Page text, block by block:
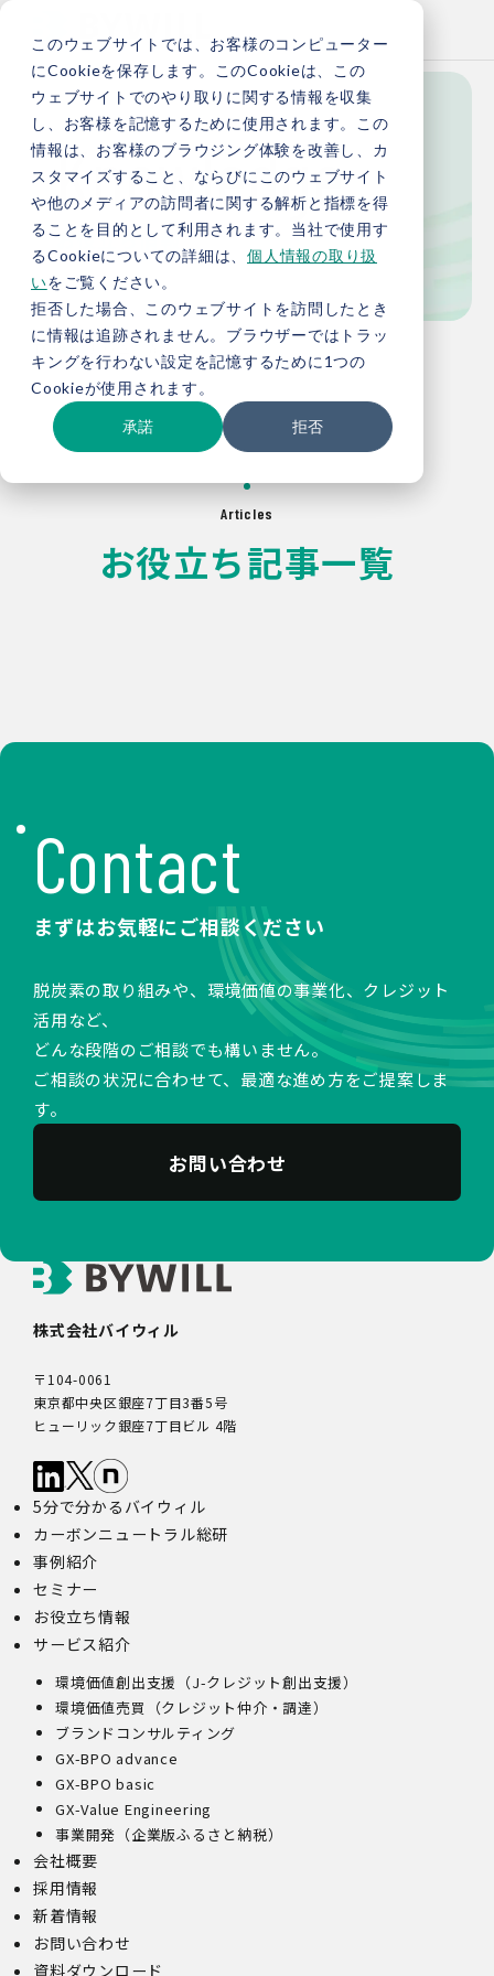
このウェブサイトでは、お客様のコンピューター
にCookieを保存します。このCookieは、この
ウェブサイトでのやり取りに関する情報を収集
し、お客様を記憶するために使用されます。この
情報は、お客様のブラウジング体験を改善し、カ
スタマイズすること、ならびにこのウェブサイト
や他のメディアの訪問者に関する解析と指標を得
ることを目的として利用されます。当社で使用す
るCookieについての詳細は、 個人情報の取り扱
いをご覧ください。
拒否した場合、このウェブサイトを訪問したとき
に情報は追跡されません。ブラウザーではトラッ
キングを行わない設定を記憶するために1つの
Cookieが使用されます。
承諾 拒否
Knowledge
お役立ち情報
TOP お役立ち情報
Articles
お役立ち記事一覧
Contact
まずはお気軽にご相談ください
脱炭素の取り組みや、環境価値の事業化、クレジット
活用など、
どんな段階のご相談でも構いません。
ご相談の状況に合わせて、最適な進め方をご提案しま
す。
お問い合わせ
株式会社バイウィル
〒104-0061
東京都中央区銀座7丁目3番5号
ヒューリック銀座7丁目ビル 4階
5分で分かるバイウィル
カーボンニュートラル総研
事例紹介
セミナー
お役立ち情報
サービス紹介
環境価値創出支援（J-クレジット創出支援）
環境価値売買（クレジット仲介・調達）
ブランドコンサルティング
GX-BPO advance
GX-BPO basic
GX-Value Engineering
事業開発（企業版ふるさと納税）
会社概要
採用情報
新着情報
お問い合わせ
資料ダウンロード